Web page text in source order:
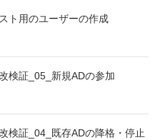
ト用のユーザーの作成
検証_05_新規ADの参加
検証_04_既存ADの降格・停止